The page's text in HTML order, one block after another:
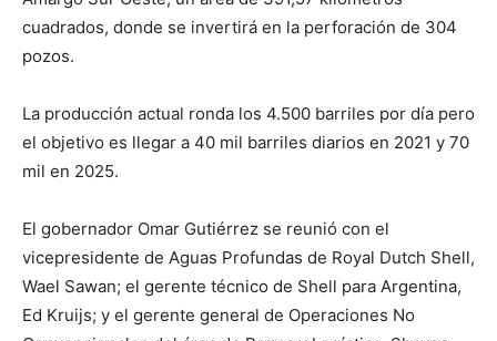
cuadrados, donde se invertirá en la perforación de 304
pozos.
La producción actual ronda los 4.500 barriles por día pero
el objetivo es llegar a 40 mil barriles diarios en 2021 y 70
mil en 2025.
El gobernador Omar Gutiérrez se reunió con el
vicepresidente de Aguas Profundas de Royal Dutch Shell,
Wael Sawan; el gerente técnico de Shell para Argentina,
Ed Kruijs; y el gerente general de Operaciones No